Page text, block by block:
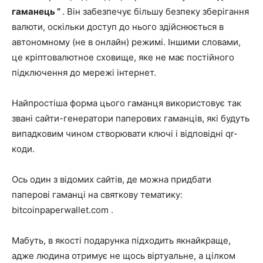
гаманець ” . Він забезпечує більшу безпеку зберігання
валюти, оскільки доступ до нього здійснюється в
автономному (не в онлайн) режимі. Іншими словами,
це кріптовалютное сховище, яке не має постійного
підключення до мережі інтернет.
Найпростіша форма цього гаманця використовує так
звані сайти-генератори паперових гаманців, які будуть
випадковим чином створювати ключі і відповідні qr-
коди.
Ось один з відомих сайтів, де можна придбати
паперові гаманці на святкову тематику:
bitcoinpaperwallet.com .
Мабуть, в якості подарунка підходить якнайкраще,
адже людина отримує не щось віртуальне, а цілком